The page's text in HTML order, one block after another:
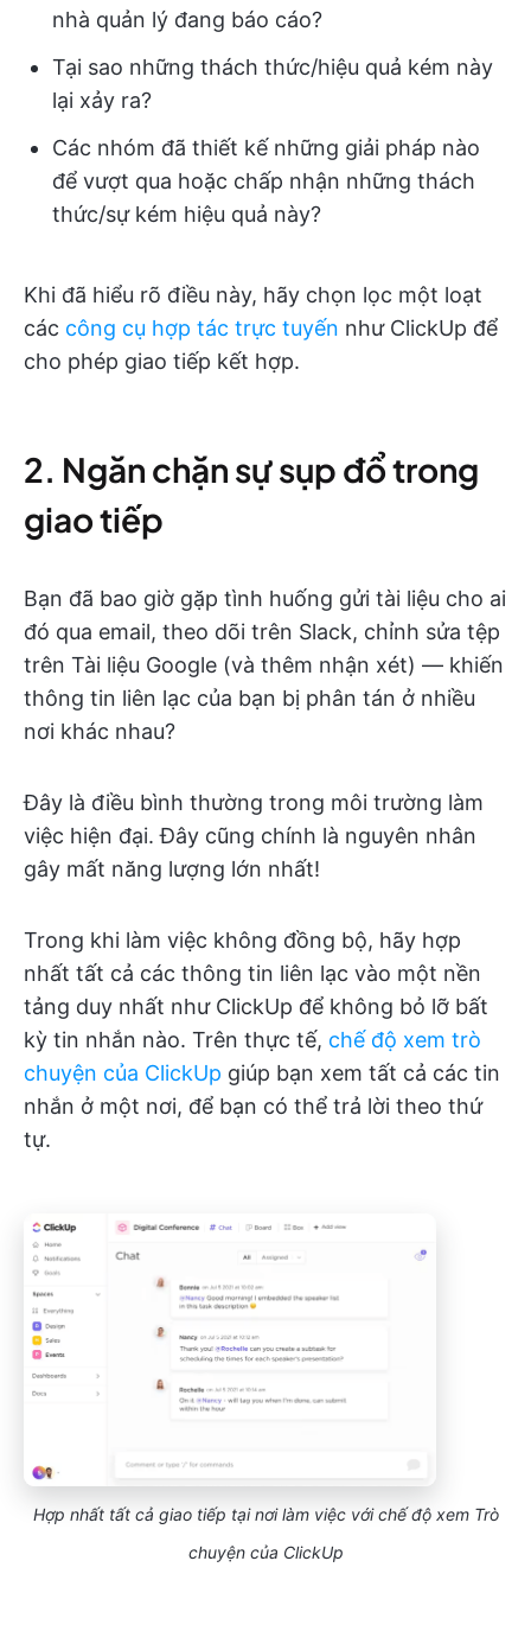
nhà quản lý đang báo cáo?
Tại sao những thách thức/hiệu quả kém này
lại xảy ra?
Các nhóm đã thiết kế những giải pháp nào
để vượt qua hoặc chấp nhận những thách
thức/sự kém hiệu quả này?
Khi đã hiểu rõ điều này, hãy chọn lọc một loạt
các công cụ hợp tác trực tuyến như ClickUp để
cho phép giao tiếp kết hợp.
2. Ngăn chặn sự sụp đổ trong
giao tiếp
Bạn đã bao giờ gặp tình huống gửi tài liệu cho ai
đó qua email, theo dõi trên Slack, chỉnh sửa tệp
trên Tài liệu Google (và thêm nhận xét) — khiến
thông tin liên lạc của bạn bị phân tán ở nhiều
nơi khác nhau?
Đây là điều bình thường trong môi trường làm
việc hiện đại. Đây cũng chính là nguyên nhân
gây mất năng lượng lớn nhất!
Trong khi làm việc không đồng bộ, hãy hợp
nhất tất cả các thông tin liên lạc vào một nền
tảng duy nhất như ClickUp để không bỏ lỡ bất
kỳ tin nhắn nào. Trên thực tế, chế độ xem trò
chuyện của ClickUp giúp bạn xem tất cả các tin
nhắn ở một nơi, để bạn có thể trả lời theo thứ
tự.
Hợp nhất tất cả giao tiếp tại nơi làm việc với chế độ xem Trò
chuyện của ClickUp